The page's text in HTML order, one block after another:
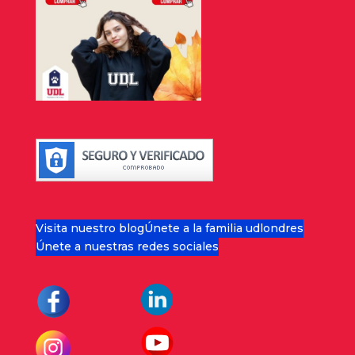
Visita nuestro blogÚnete a la familia udlondres
Únete a nuestras redes sociales